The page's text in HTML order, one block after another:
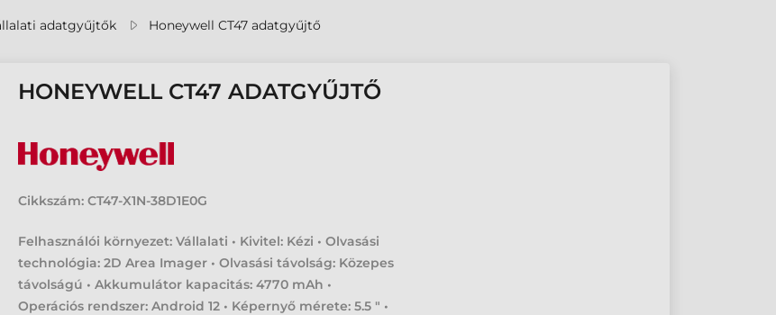
adatgyűjtők Honeywell CT47 adatgyűjtő
HONEYWELL CT47 ADATGYŰJTŐ
Cikkszám: CT47-X1N-38D1E0G
Felhasználói környezet: Vállalati • Kivitel: Kézi • Olvasási
technológia: 2D Area Imager • Olvasási távolság: Közepes
távolságú • Akkumulátor kapacitás: 4770 mAh •
Operációs rendszer: Android 12 • Képernyő mérete: 5.5 " •